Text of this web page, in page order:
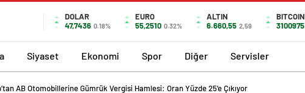
DOLAR
47,7436 0.18%
EURO
55,2510 0.32%
ALTIN
6.660,55 2,59
BITCOIN
3100975
Siyaset Ekonomi Spor Diğer Servisler
AB Otomobillerine Gümrük Vergisi Hamlesi: Oran Yüzde 25’e Çıkıyor